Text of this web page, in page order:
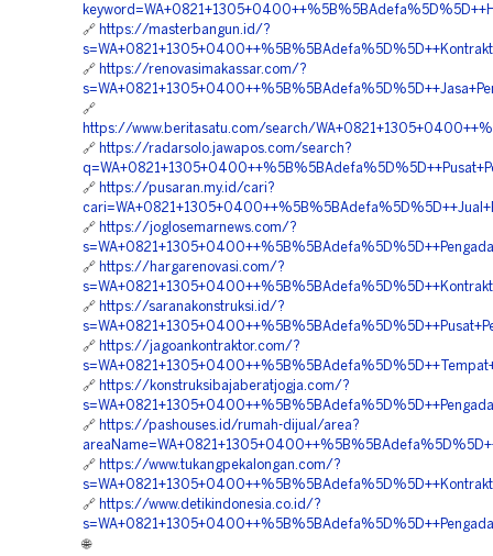
🔗 https://masterbangun.id/?
🔗 https://renovasimakassar.com/?
🔗
https://www.beritasatu.com/search/
🔗 https://radarsolo.jawapos.com/search?
🔗 https://pusaran.my.id/cari?
🔗 https://joglosemarnews.com/?
🔗 https://hargarenovasi.com/?
🔗 https://saranakonstruksi.id/?
🔗 https://jagoankontraktor.com/?
🔗 https://konstruksibajaberatjogja.com/?
🔗 https://pashouses.id/rumah-dijual/area?
🔗 https://www.tukangpekalongan.com/?
🔗 https://www.detikindonesia.co.id/?
🌐